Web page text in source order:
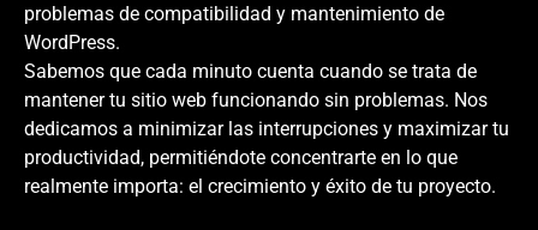
problemas de compatibilidad y mantenimiento de
WordPress.
Sabemos que cada minuto cuenta cuando se trata de
mantener tu sitio web funcionando sin problemas. Nos
dedicamos a minimizar las interrupciones y maximizar tu
productividad, permitiéndote concentrarte en lo que
realmente importa: el crecimiento y éxito de tu proyecto.